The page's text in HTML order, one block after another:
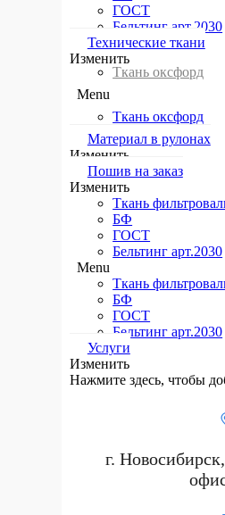
ГОСТ
Бельтинг арт.2030
Технические ткани​
Изменить
Ткань оксфорд
Menu
Ткань оксфорд
Материал в рулонах​
Изменить
Пошив на заказ​
Изменить
Ткань
БФ
ГОСТ
Бельтинг арт.2030
Menu
Ткань
БФ
ГОСТ
Бельтинг арт.2030
Услуги
Изменить
Нажмите здесь, чтобы
г.